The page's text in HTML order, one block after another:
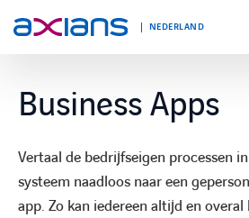
NEDERLAND
OVER AXIANS
EXPERTISE
Business Apps
Vertaal de bedrijfseigen processen
systeem naadloos naar een
app. Zo kan iedereen altijd en